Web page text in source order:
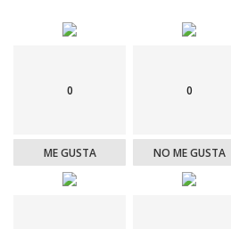
0
ME GUSTA
0
NO ME GUSTA